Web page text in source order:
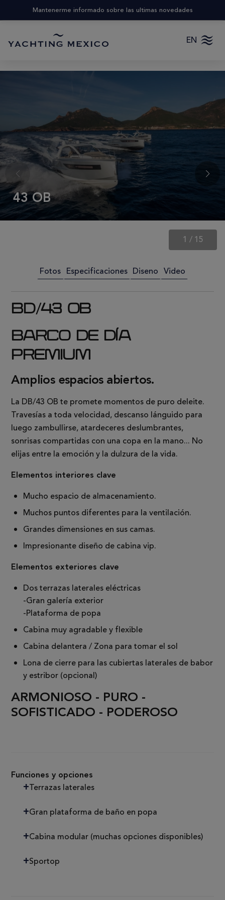
Mantenerme informado sobre las ultimas novedades
EN
43 OB
1 / 15
Fotos Especificaciones Diseno Video
BD/43 OB
BARCO DE DÍA
PREMIUM
Amplios espacios abiertos.
La DB/43 OB te promete momentos de puro deleite.
Travesías a toda velocidad, descanso lánguido para
luego zambullirse, atardeceres deslumbrantes,
sonrisas compartidas con una copa en la mano... No
elijas entre la emoción y la dulzura de la vida.
Elementos interiores clave
Mucho espacio de almacenamiento.
Muchos puntos diferentes para la ventilación.
Grandes dimensiones en sus camas.
Impresionante diseño de cabina vip.
Elementos exteriores clave
Dos terrazas laterales eléctricas
-Gran galería exterior
-Plataforma de popa
Cabina muy agradable y flexible
Cabina delantera / Zona para tomar el sol
Lona de cierre para las cubiertas laterales de babor
y estribor (opcional)
ARMONIOSO - PURO -
SOFISTICADO - PODEROSO
Funciones y opciones
Terrazas laterales
Gran plataforma de baño en popa
Cabina modular (muchas opciones disponibles)
Sportop